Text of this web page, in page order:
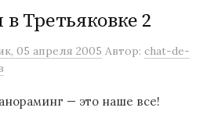
Третьяковке 2
05 апреля 2005 Автор: chat-de-
— это наше все!